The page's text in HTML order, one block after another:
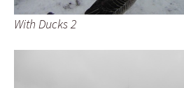
With Ducks 2